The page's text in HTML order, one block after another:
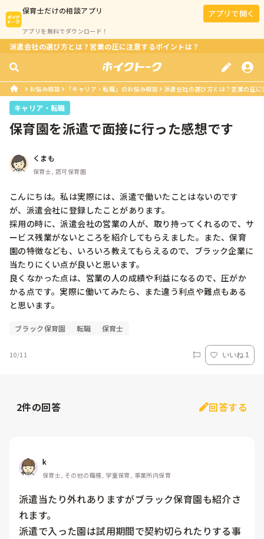
保育士だけの相談アプリ
アプリを無料でダウンロード！
アプリで開く
派遣会社の選び方とは？営業の圧に注意するポイントは？
お悩み相談 「キャリア・転職」のお悩み相談 派遣会社の選び方とは？営業の圧
キャリア・転職
保育園を派遣で面接に行った感想です
くまも
保育士, 認可保育園
こんにちは。私は実際には、派遣で働いたことはないのです
が、派遣会社に登録したことがあります。
採用の時に、派遣会社の営業の人が、取り持ってくれるので、サ
ービス残業がないところを紹介してもらえました。また、保育
園の特徴なども、いろいろ教えてもらえるので、ブラック企業に
当たりにくい点が良いと思います。
良くなかった点は、営業の人の成績や利益になるので、圧がか
かる点です。実際に働いてみたら、また違う利点や難点もある
と思います。
ブラック保育園 転職 保育士
10/11 いいね 1
2件の回答 回答する
k
保育士, その他の職種, 学童保育, 事業所内保育
派遣当たり外れありますがブラック保育園も紹介さ
れます。
派遣で入った園は試用期間で契約切られたりする事